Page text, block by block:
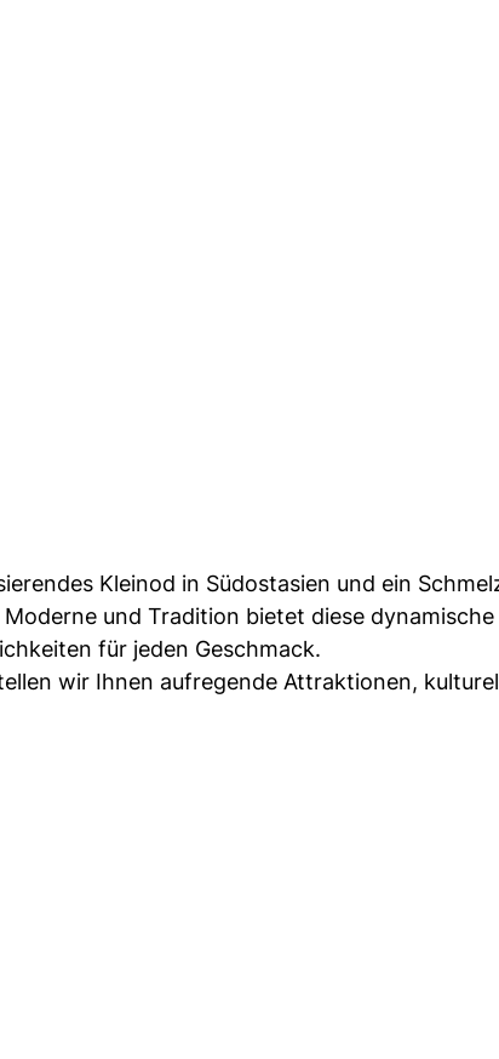
Kleinod in Südostasien und ein
und Tradition bietet diese
für jeden Geschmack.
wir Ihnen aufregende Attraktionen,